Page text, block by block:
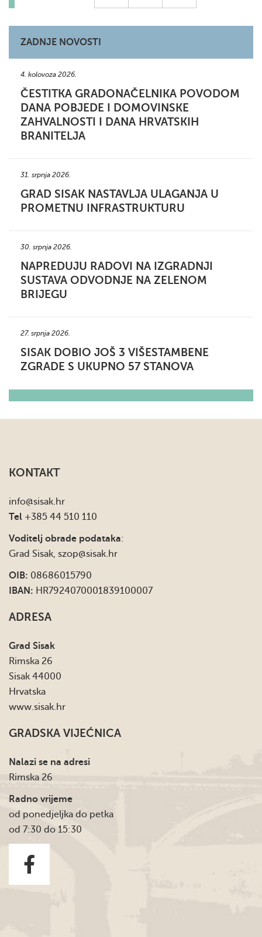
ZADNJE NOVOSTI
4. kolovoza 2026.
ČESTITKA GRADONAČELNIKA POVODOM
DANA POBJEDE I DOMOVINSKE
ZAHVALNOSTI I DANA HRVATSKIH
BRANITELJA
31. srpnja 2026.
GRAD SISAK NASTAVLJA ULAGANJA U
PROMETNU INFRASTRUKTURU
30. srpnja 2026.
NAPREDUJU RADOVI NA IZGRADNJI
SUSTAVA ODVODNJE NA ZELENOM
BRIJEGU
27. srpnja 2026.
SISAK DOBIO JOŠ 3 VIŠESTAMBENE
ZGRADE S UKUPNO 57 STANOVA
KONTAKT
info@sisak.hr
Tel +385 44 510 110
Voditelj obrade podataka:
Grad Sisak, szop@sisak.hr
OIB: 08686015790
IBAN: HR7924070001839100007
ADRESA
Grad Sisak
Rimska 26
Sisak 44000
Hrvatska
www.sisak.hr
GRADSKA VIJEĆNICA
Nalazi se na adresi
Rimska 26
Radno vrijeme
od ponedjeljka do petka
od 7:30 do 15:30